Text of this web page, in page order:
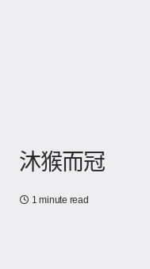
沐猴而冠
1 minute read